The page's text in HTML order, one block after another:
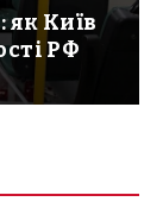
як Київ
РФ